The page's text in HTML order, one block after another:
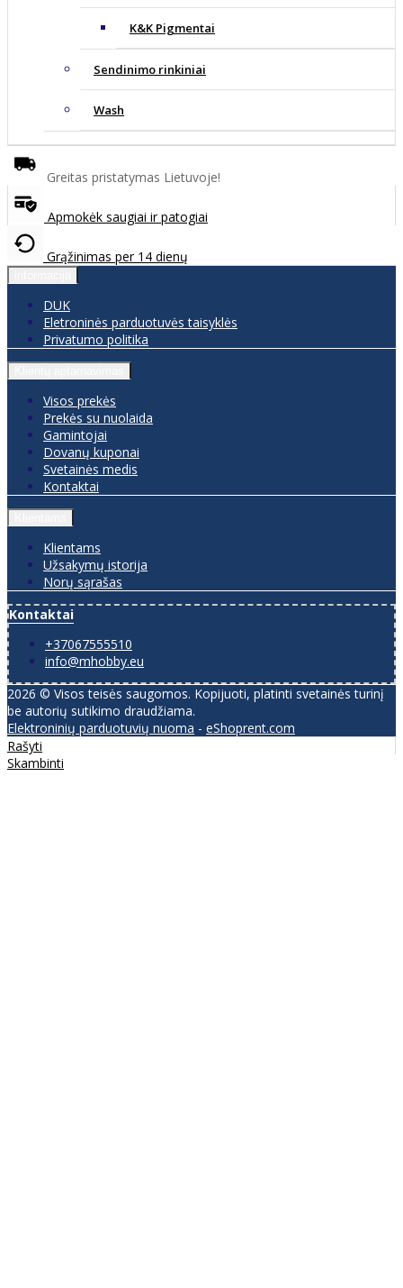
K&K Pigmentai
Sendinimo rinkiniai
Wash
Greitas pristatymas Lietuvoje!
Apmokėk saugiai ir patogiai
Grąžinimas per 14 dienų
DUK
Eletroninės parduotuvės taisyklės
Privatumo politika
Visos prekės
Prekės su nuolaida
Gamintojai
Dovanų kuponai
Svetainės medis
Kontaktai
Klientams
Užsakymų istorija
Norų sąrašas
Kontaktai
+37067555510
info@mhobby.eu
2026 © Visos teisės saugomos. Kopijuoti, platinti svetainės turinį
be autorių sutikimo draudžiama.
Elektroninių parduotuvių nuoma - eShoprent.com
Rašyti
Skambinti